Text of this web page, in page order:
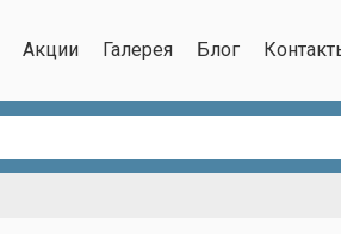
Акции Галерея Блог